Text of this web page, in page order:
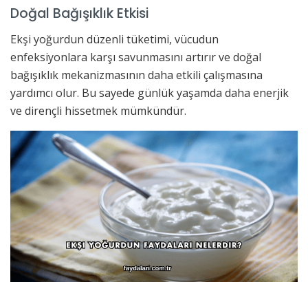
Doğal Bağışıklık Etkisi
Ekşi yoğurdun düzenli tüketimi, vücudun
enfeksiyonlara karşı savunmasını artırır ve doğal
bağışıklık mekanizmasının daha etkili çalışmasına
yardımcı olur. Bu sayede günlük yaşamda daha enerjik
ve dirençli hissetmek mümkündür.